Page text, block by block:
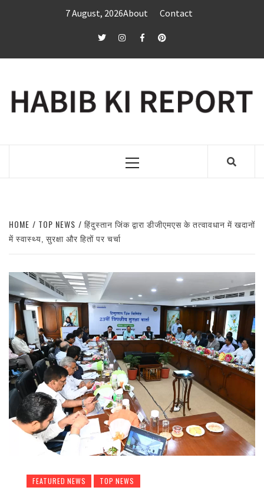
7 August, 2026About Contact
twitterInstagramFacebookPinterest
Primary
HOME TOP NEWS
हिंदुस्तान जिंक द्वारा डीजीएमएस के तत्वावधान में खदानों
में स्वास्थ्य, सुरक्षा और हितों पर चर्चा
FEATURED NEWS TOP NEWS